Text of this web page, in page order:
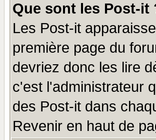
Que sont les Post-it
Les Post-it
première page du
devriez donc les lire
c'est l'administrateur
des Post-it dans
Revenir en haut de